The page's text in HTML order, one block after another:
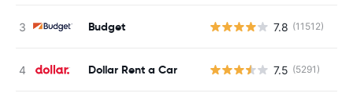
Budget 7.8 (11512)
Dollar Rent a Car 7.5 (5291)